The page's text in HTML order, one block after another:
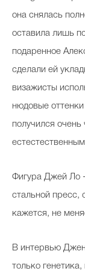
она снялась
оставила лишь
подаренное
сделали ей
визажисты
нюдовые
получился
Фигура Джей Ло
стальной пресс,
кажется, не
В интервью
только